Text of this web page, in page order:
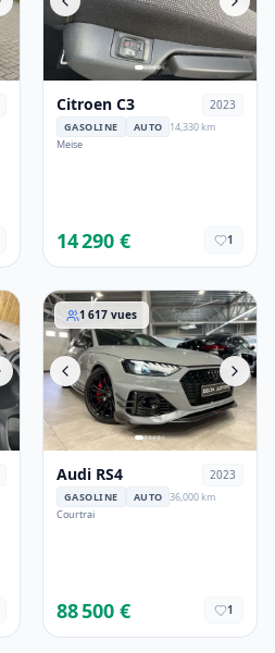
Citroen C3 2023
GASOLINE AUTO
14,330 km
Meise
14 290 € 1
Audi RS4
1 617 vues
Audi RS4 2023
GASOLINE AUTO 36,000 km
Courtrai
88 500 € 1